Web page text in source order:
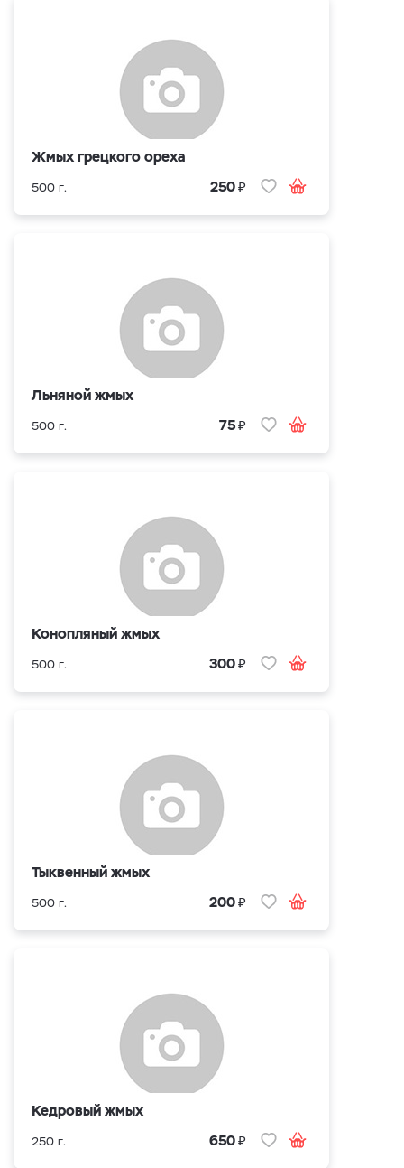
Жмых грецкого ореха
500 г. 250₽
Льняной жмых
500 г. 75₽
Конопляный жмых
500 г. 300₽
Тыквенный жмых
500 г. 200₽
Кедровый жмых
250 г. 650₽